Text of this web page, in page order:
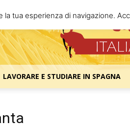
LAVORARE E STUDIARE IN SPAGNA
tua esperienza di navigazione.